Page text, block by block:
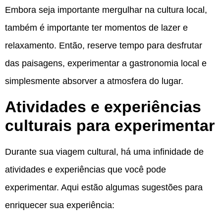
Embora seja importante mergulhar na cultura local,
também é importante ter momentos de lazer e
relaxamento. Então, reserve tempo para desfrutar
das paisagens, experimentar a gastronomia local e
simplesmente absorver a atmosfera do lugar.
Atividades e experiências
culturais para experimentar
Durante sua viagem cultural, há uma infinidade de
atividades e experiências que você pode
experimentar. Aqui estão algumas sugestões para
enriquecer sua experiência: